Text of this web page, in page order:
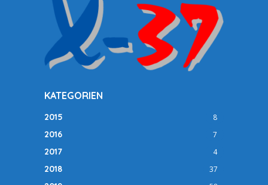
KATEGORIEN
2015 8
2016 7
2017 4
2018 37